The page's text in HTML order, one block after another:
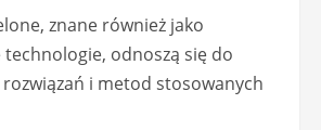
znane również jako
odnoszą się do
i metod stosowanych